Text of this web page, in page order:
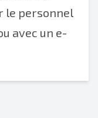
le personnel
avec un e-